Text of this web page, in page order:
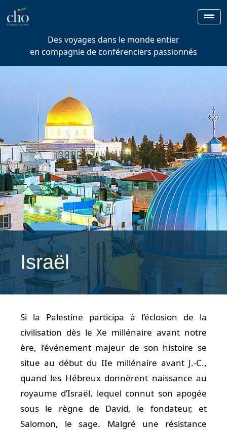
Des voyages dans le monde entier
en compagnie de conférenciers passionnés
Israël
Si la Palestine participa à l’éclosion de la
civilisation dès le Xe millénaire avant notre
ère, l’événement majeur de son histoire se
situe au début du IIe millénaire avant J.-C.,
quand les Hébreux donnèrent naissance au
royaume d’Israël, lequel connut son apogée
sous le règne de David, le fondateur, et
Salomon, le sage. Malgré une résistance